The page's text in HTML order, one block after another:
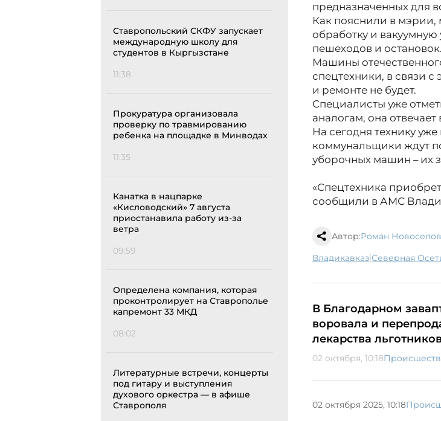
Ставропольский СКФУ запускает
международную школу для
студентов в Кыргызстане
11:38
Прокуратура организовала
проверку по травмированию
ребенка на площадке в Минводах
11:35
Канатка в нацпарке
«Кисловодский» 7 августа
приостанавила работу из-за
ветра
09:59
Определена компания, которая
проконтролирует на Ставрополье
капремонт 33 МКД
08:02
Литературные встречи, концерты
под гитару и выступления
духового оркестра — в афише
Ставрополя
предназначенных для
Как пояснили в
обработку и
пешеходов и остановок.
Машины
спецтехники, в связи
и ремонте не будет.
Специалисты уже
аналогам, она
На сегодня технику
коммунальщики ждут
уборочных машин – их
«Спецтехника
сообщили в АМС
Автор:Роман Новоселов
Владикавказ| Северная
В Благодарном
воровала и
лекарства
02 октября, 10:18
02 октября 2025, 10:18